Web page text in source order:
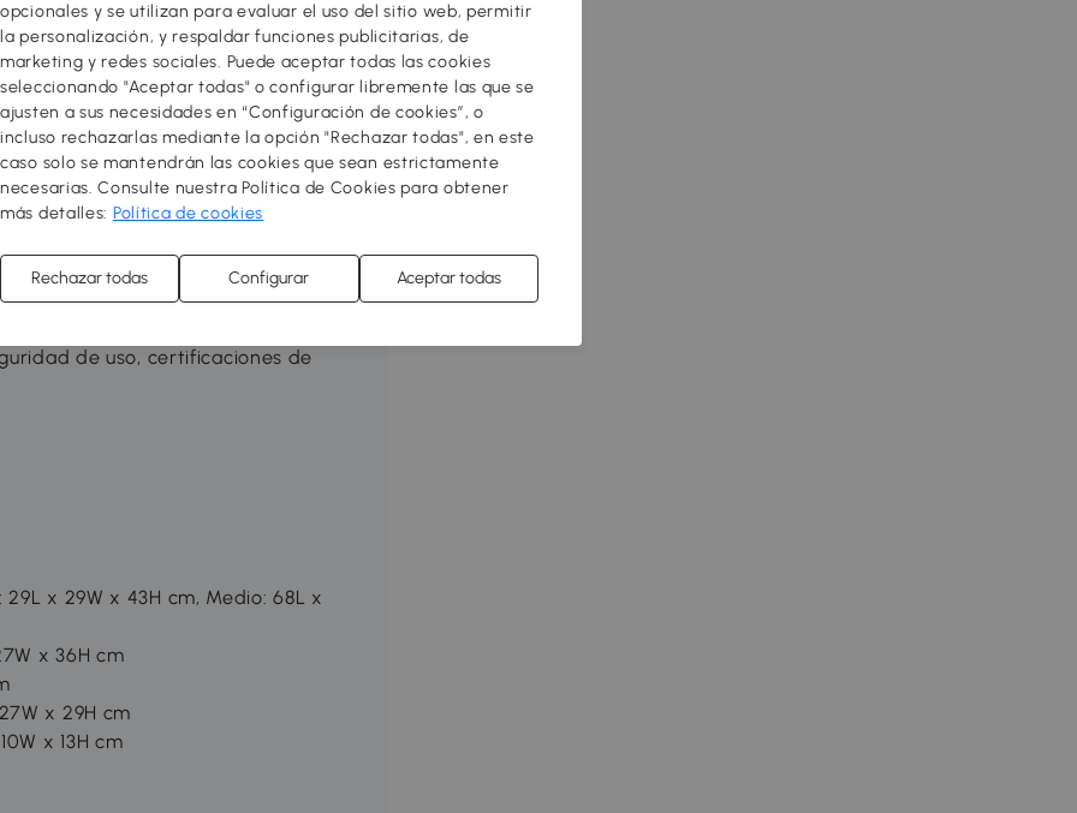
a tu pequeño descubrir la
altos y bajos, un
horno, etc., ¡tu hijo podrá jugar a ser
estimular la imaginación y la
de simulación, horno,
para mayor realismo
2 armarios y varios ganchos,
de uso, certificaciones de
x 29W x 43H cm, Medio: 68L x
x 36H cm
x 29H cm
x 13H cm
opcionales y se utilizan para evaluar el uso del sitio web, permitir
la personalización, y respaldar funciones publicitarias, de
marketing y redes sociales. Puede aceptar todas las cookies
seleccionando "Aceptar todas" o configurar libremente las que se
ajusten a sus necesidades en “Configuración de cookies”, o
incluso rechazarlas mediante la opción "Rechazar todas", en este
caso solo se mantendrán las cookies que sean estrictamente
necesarias. Consulte nuestra Política de Cookies para obtener
más detalles: Política de cookies
Rechazar todas Configurar Aceptar todas